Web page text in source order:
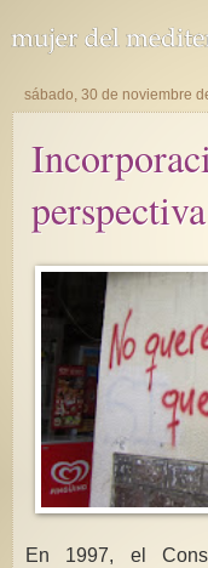
sábado, 30 de noviembre
En 1997, el